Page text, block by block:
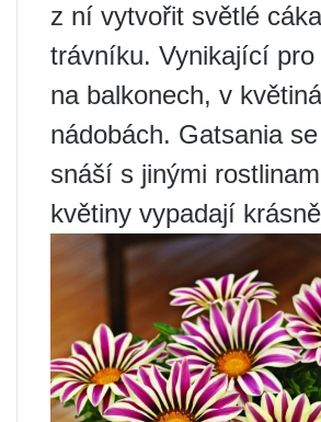
z ní vytvořit světlé
trávníku. Vynikající
na balkonech, v
nádobách. Gatsania
snáší s jinými
květiny vypadají